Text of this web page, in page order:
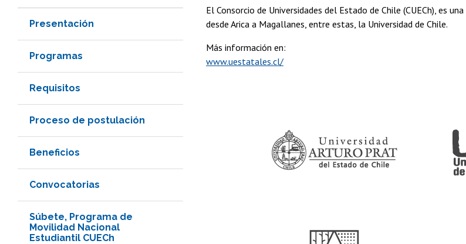
Presentación
Programas
Requisitos
Proceso de postulación
Beneficios
Convocatorias
Súbete, Programa de
Movilidad Nacional
Estudiantil CUECh
El Consorcio de Universidades del Estado de Chile (CUECh), es
desde Arica a Magallanes, entre estas, la Universidad de Chile.
Más información en:
www.uestatales.cl/